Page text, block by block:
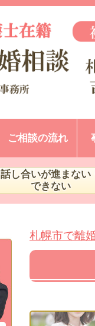
ご相談の流れ
話し合いが進まない
できない
札幌市で離